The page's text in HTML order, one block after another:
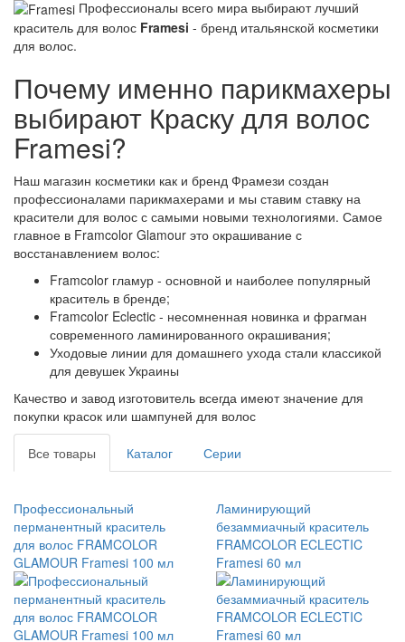
Профессионалы всего мира выбирают лучший
краситель для волос Framesi - бренд итальянской косметики
для волос.
Почему именно парикмахеры
выбирают Краску для волос
Framesi?
Наш магазин косметики как и бренд Фрамези создан
профессионалами парикмахерами и мы ставим ставку на
красители для волос с самыми новыми технологиями. Самое
главное в Framcolor Glamour это окрашивание с
восстанавлением волос:
Framcolor гламур - основной и наиболее популярный
краситель в бренде;
Framcolor Eclectic - несомненная новинка и фрагман
современного ламинированного окрашивания;
Уходовые линии для домашнего ухода стали классикой
для девушек Украины
Качество и завод изготовитель всегда имеют значение для
покупки красок или шампуней для волос
Все товары Каталог Серии
Профессиональный
перманентный краситель
для волос FRAMCOLOR
GLAMOUR Framesi 100 мл
Ламинирующий
безаммиачный краситель
FRAMCOLOR ECLECTIC
Framesi 60 мл